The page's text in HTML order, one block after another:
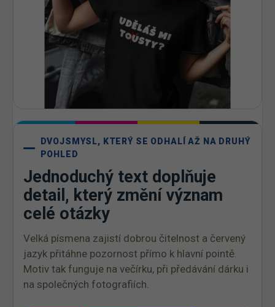
DVOJSMYSL, KTERÝ SE ODHALÍ AŽ NA DRUHÝ
POHLED
Jednoduchý text doplňuje
detail, který změní význam
celé otázky
Velká písmena zajistí dobrou čitelnost a červený
jazyk přitáhne pozornost přímo k hlavní pointě.
Motiv tak funguje na večírku, při předávání dárku i
na společných fotografiích.